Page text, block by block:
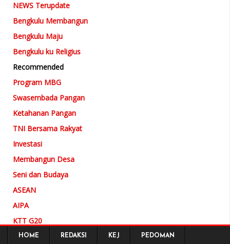
NEWS Terupdate
Bengkulu Membangun
Bengkulu Maju
Bengkulu ku Religius
Recommended
Program MBG
Swasembada Pangan
Ketahanan Pangan
TNI Bersama Rakyat
Investasi
Membangun Desa
Seni dan Budaya
ASEAN
AIPA
KTT G20
KTT IAF
HOME REDAKSI KEJ PEDOMAN